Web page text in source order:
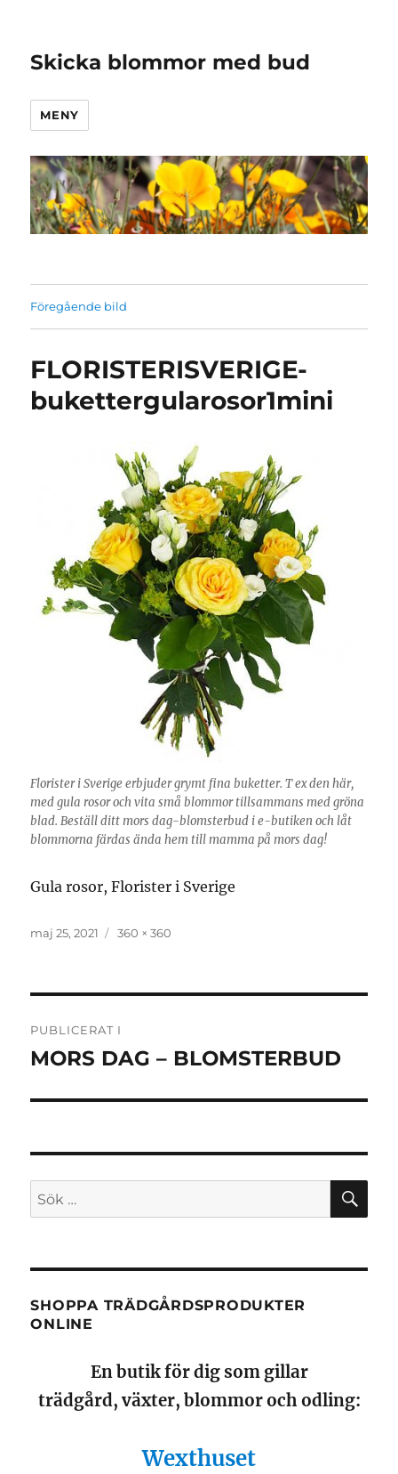
Skicka blommor med bud
MENY
Föregående bild
FLORISTERISVERIGE-
bukettergularosor1mini
Florister i Sverige erbjuder grymt fina buketter. T ex den här,
med gula rosor och vita små blommor tillsammans med gröna
blad. Beställ ditt mors dag-blomsterbud i e-butiken och låt
blommorna färdas ända hem till mamma på mors dag!
Gula rosor, Florister i Sverige
Publicerat
maj 25, 2021
Full
360 × 360
PUBLICERAT I
MORS DAG – BLOMSTERBUD
Sök
efter:
SHOPPA TRÄDGÅRDSPRODUKTER
ONLINE
En butik för dig som gillar
trädgård, växter, blommor och odling:
Wexthuset